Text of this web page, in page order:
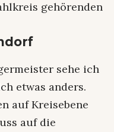
gehörenden
sehe ich
etwas anders.
auf Kreisebene
auf die